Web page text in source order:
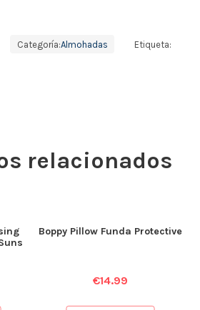
Categoría:Almohadas Etiqueta:
relacionados
Boppy Pillow Funda Protective
€14.99